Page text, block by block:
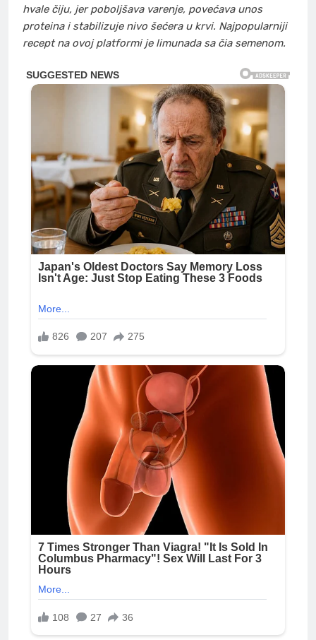
hvale čiju, jer poboljšava varenje, povećava unos
proteina i stabilizuje nivo šećera u krvi. Najpopularniji
recept na ovoj platformi je limunada sa čia semenom.